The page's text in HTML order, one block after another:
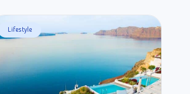
Lifestyle